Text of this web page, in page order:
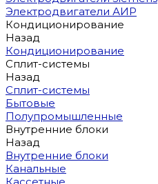
Электродвигатели АИР
Кондиционирование
Назад
Кондиционирование
Сплит-системы
Назад
Сплит-системы
Бытовые
Полупромышленные
Внутренние блоки
Назад
Внутренние блоки
Канальные